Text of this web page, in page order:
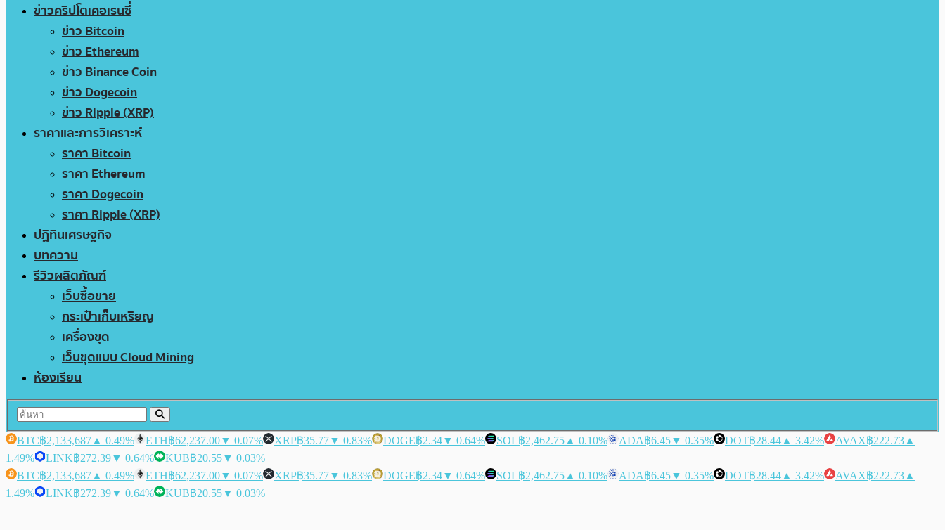
ข่าวคริปโตเคอเรนซี่
ข่าว Bitcoin
ข่าว Ethereum
ข่าว Binance Coin
ข่าว Dogecoin
ข่าว Ripple (XRP)
ราคาและการวิเคราะห์
ราคา Bitcoin
ราคา Ethereum
ราคา Dogecoin
ราคา Ripple (XRP)
ปฏิทินเศรษฐกิจ
บทความ
รีวิวผลิตภัณฑ์
เว็บซื้อขาย
กระเป๋าเก็บเหรียญ
เครื่องขุด
เว็บขุดแบบ Cloud Mining
ห้องเรียน
BTC฿2,133,687 ▲ 0.49% ETH฿62,237.00▼ 0.07% XRP฿35.77▼ 0.83% DOGE฿2.34▼ 0.64% SOL฿2,462.75 ▲ 0.10% ADA฿6.45▼ 0.35% DOT฿28.44 ▲ 3.42% AVAX฿222.73 ▲
1.49%
LINK฿272.39▼ 0.64% KUB฿20.55▼ 0.03%
BTC฿2,133,687 ▲ 0.49% ETH฿62,237.00▼ 0.07% XRP฿35.77▼ 0.83% DOGE฿2.34▼ 0.64% SOL฿2,462.75 ▲ 0.10% ADA฿6.45▼ 0.35% DOT฿28.44 ▲ 3.42% AVAX฿222.73 ▲
1.49%
LINK฿272.39▼ 0.64% KUB฿20.55▼ 0.03%